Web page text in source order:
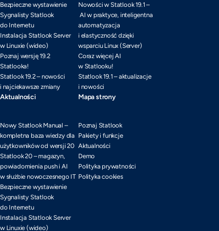
Bezpieczne wystawienie
Sygnalisty Statlook
do Internetu
Instalacja Statlook Server
w Linuxie (wideo)
Poznaj wersję 19.2
Statlooka!
Statlook 19.2 – nowości
i najciekawsze zmiany
Nowości w Statlook 19.1 –
AI w praktyce, inteligentna
automatyzacja
i elastyczność dzięki
wsparciu Linux (Server)
Coraz więcej AI
w Statlooku!
Statlook 19.1 – aktualizacje
i nowości
Aktualności
Nowy Statlook Manual –
kompletna baza wiedzy dla
użytkowników od wersji 20
Statlook 20 – magazyn,
powiadomienia push i AI
w służbie nowoczesnego IT
Bezpieczne wystawienie
Sygnalisty Statlook
do Internetu
Instalacja Statlook Server
w Linuxie (wideo)
Mapa strony
Poznaj Statlook
Pakiety i funkcje
Aktualności
Demo
Polityka prywatności
Polityka cookies